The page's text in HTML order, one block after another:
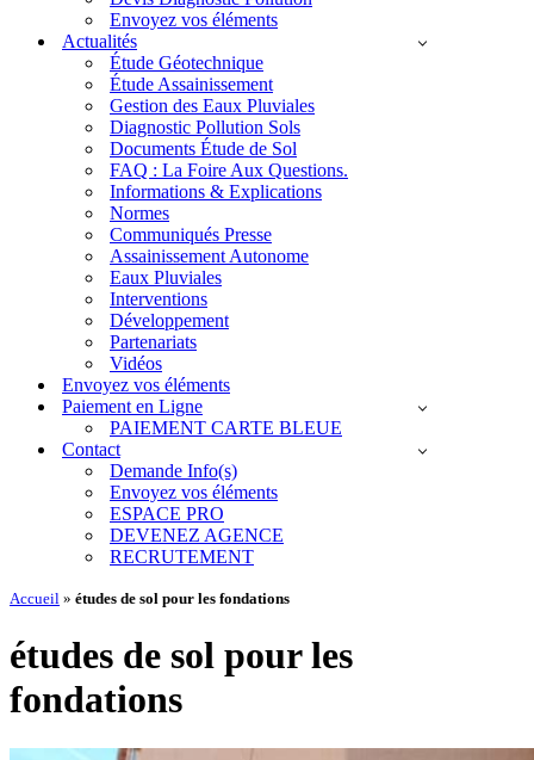
Envoyez vos éléments
Actualités
Étude Géotechnique
Étude Assainissement
Gestion des Eaux Pluviales
Diagnostic Pollution Sols
Documents Étude de Sol
FAQ : La Foire Aux Questions.
Informations & Explications
Normes
Communiqués Presse
Assainissement Autonome
Eaux Pluviales
Interventions
Développement
Partenariats
Vidéos
Envoyez vos éléments
Paiement en Ligne
PAIEMENT CARTE BLEUE
Contact
Demande Info(s)
Envoyez vos éléments
ESPACE PRO
DEVENEZ AGENCE
RECRUTEMENT
Accueil » études de sol pour les fondations
études de sol pour les
fondations